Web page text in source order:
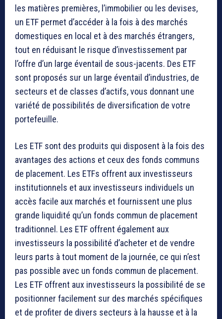
les matières premières, l’immobilier ou les devises,
un ETF permet d’accéder à la fois à des marchés
domestiques en local et à des marchés étrangers,
tout en réduisant le risque d’investissement par
l’offre d’un large éventail de sous-jacents. Des ETF
sont proposés sur un large éventail d’industries, de
secteurs et de classes d’actifs, vous donnant une
variété de possibilités de diversification de votre
portefeuille.
Les ETF sont des produits qui disposent à la fois des
avantages des actions et ceux des fonds communs
de placement. Les ETFs offrent aux investisseurs
institutionnels et aux investisseurs individuels un
accès facile aux marchés et fournissent une plus
grande liquidité qu’un fonds commun de placement
traditionnel. Les ETF offrent également aux
investisseurs la possibilité d’acheter et de vendre
leurs parts à tout moment de la journée, ce qui n’est
pas possible avec un fonds commun de placement.
Les ETF offrent aux investisseurs la possibilité de se
positionner facilement sur des marchés spécifiques
et de profiter de divers secteurs à la hausse et à la